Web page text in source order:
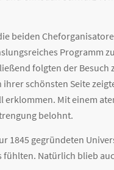
beiden
Programm
folgten der
schönsten Seite
erklommen. Mit einem
belohnt.
1845 gegründeten
Natürlich blieb